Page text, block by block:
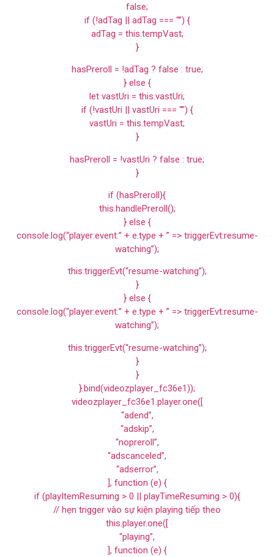
false;
if (!adTag || adTag === “”) {
adTag = this.tempVast;
}
hasPreroll = !adTag ? false : true;
} else {
let vastUri = this.vastUri;
if (!vastUri || vastUri === “”) {
vastUri = this.tempVast;
}
hasPreroll = !vastUri ? false : true;
}
if (hasPreroll){
this.handlePreroll();
} else {
console.log(“player:event:” + e.type + ” => triggerEvt:resume-
watching”);
this.triggerEvt(“resume-watching”);
}
} else {
console.log(“player:event:” + e.type + ” => triggerEvt:resume-
watching”);
this.triggerEvt(“resume-watching”);
}
}
}.bind(videozplayer_fc36e1));
videozplayer_fc36e1.player.one([
“adend”,
“adskip”,
“nopreroll”,
“adscanceled”,
“adserror”,
], function (e) {
if (playItemResuming > 0 || playTimeResuming > 0){
// hẹn trigger vào sự kiện playing tiếp theo
this.player.one([
“playing”,
], function (e) {